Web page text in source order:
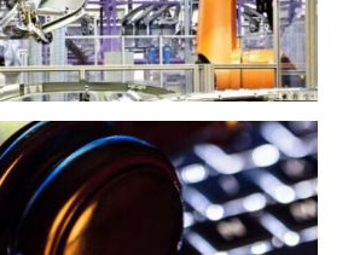
Manufatura